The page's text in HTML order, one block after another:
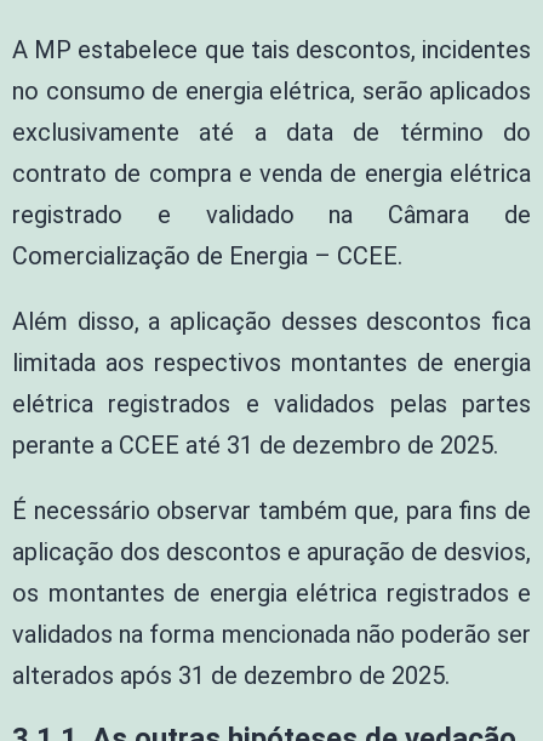
A MP estabelece que tais descontos, incidentes
no consumo de energia elétrica, serão aplicados
exclusivamente até a data de término do
contrato de compra e venda de energia elétrica
registrado e validado na Câmara de
Comercialização de Energia – CCEE.
Além disso, a aplicação desses descontos fica
limitada aos respectivos montantes de energia
elétrica registrados e validados pelas partes
perante a CCEE até 31 de dezembro de 2025.
É necessário observar também que, para fins de
aplicação dos descontos e apuração de desvios,
os montantes de energia elétrica registrados e
validados na forma mencionada não poderão ser
alterados após 31 de dezembro de 2025.